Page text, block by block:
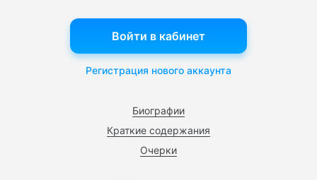
Биографии
Краткие содержания
Очерки
Войти в кабинет
Регистрация нового аккаунта